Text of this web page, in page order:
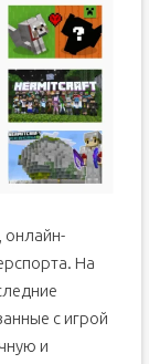
онлайн-
На
с игрой
и